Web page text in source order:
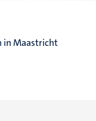
in Maastricht